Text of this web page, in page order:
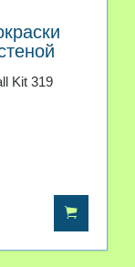
Kit 319